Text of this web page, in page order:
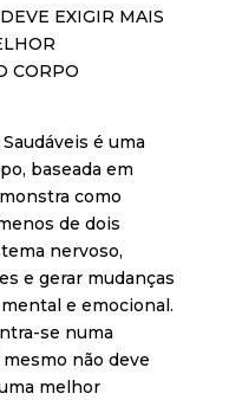
EXIGIR MAIS
CORPO
é uma
baseada em
como
de dois
nervoso,
e gerar mudanças
e emocional.
se numa
não deve
melhor